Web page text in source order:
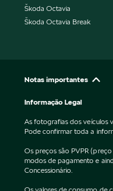
Škoda Octavia
Škoda Octavia Break
Notas importantes
Informação Legal
As fotografias dos veículos
Pode confirmar toda a
Os preços são PVPR
modos de pagamento e
Concessionário.